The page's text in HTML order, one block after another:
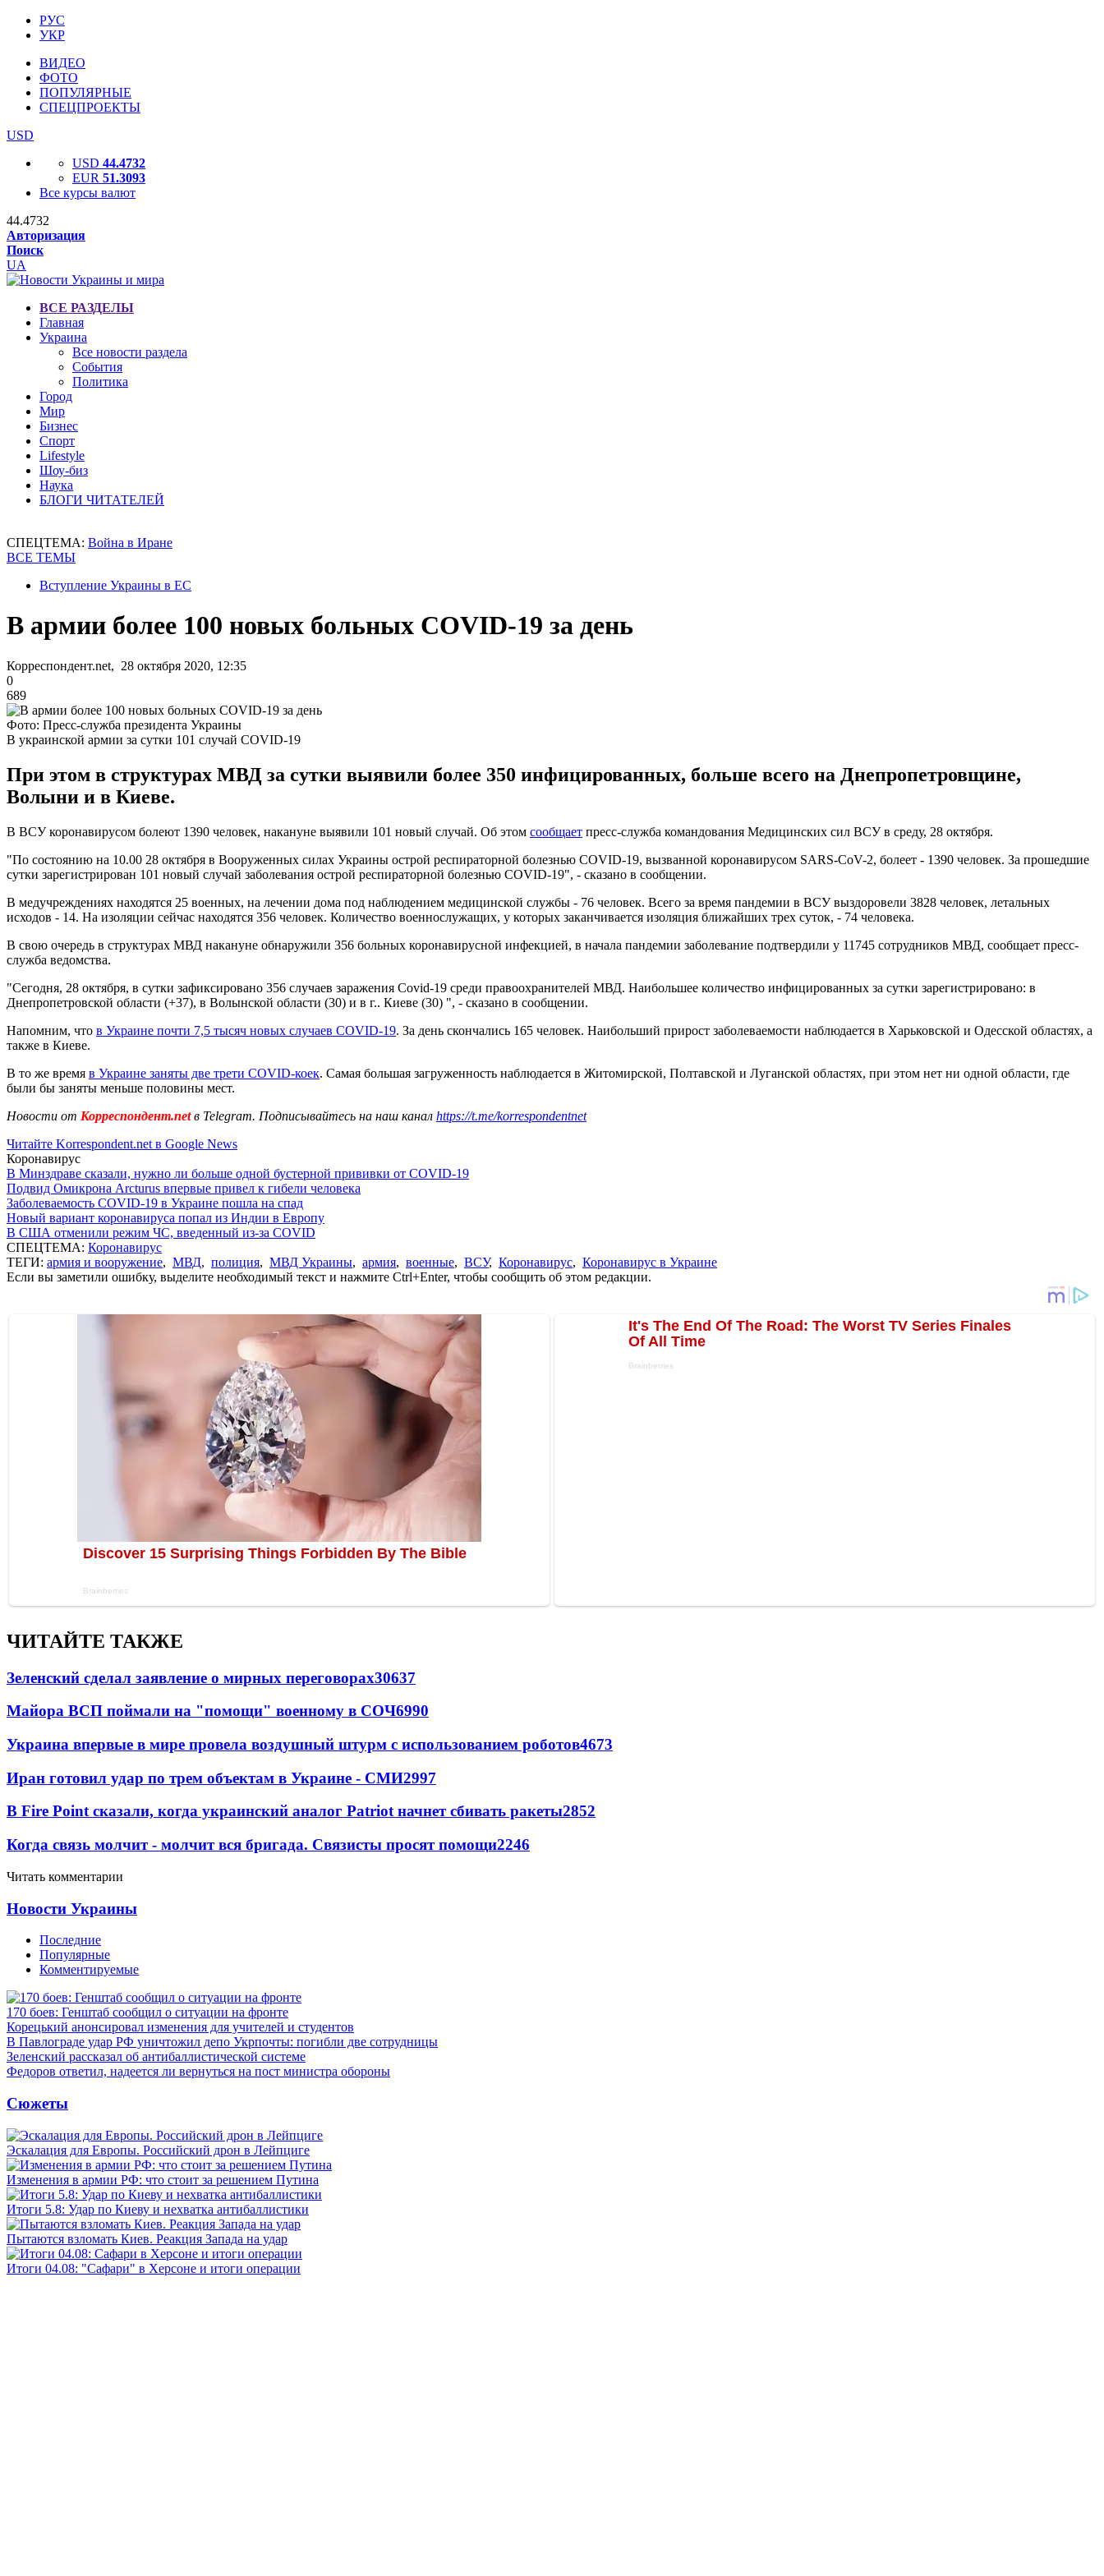
РУС
УКР
ВИДЕО
ФОТО
ПОПУЛЯРНЫЕ
СПЕЦПРОЕКТЫ
USD
USD 44.4732
EUR 51.3093
Все курсы валют
44.4732
Авторизация
Поиск
UA
ВСЕ РАЗДЕЛЫ
Главная
Украина
Все новости раздела
События
Политика
Город
Мир
Бизнес
Спорт
Lifestyle
Шоу-биз
Наука
БЛОГИ ЧИТАТЕЛЕЙ
СПЕЦТЕМА: Война в Иране
ВСЕ ТЕМЫ
Вступление Украины в ЕС
В армии более 100 новых больных COVID-19 за день
Корреспондент.net, 28 октября 2020, 12:35
0
689
Фото: Пресс-служба президента Украины
В украинской армии за сутки 101 случай COVID-19
При этом в структурах МВД за сутки выявили более 350 инфицированных, больше всего на Днепропетровщине,
Волыни и в Киеве.
В ВСУ коронавирусом болеют 1390 человек, накануне выявили 101 новый случай. Об этом сообщает пресс-служба командования Медицинских сил ВСУ в среду, 28 октября.
"По состоянию на 10.00 28 октября в Вооруженных силах Украины острой респираторной болезнью COVID-19, вызванной коронавирусом SARS-CoV-2, болеет - 1390 человек. За прошедшие
сутки зарегистрирован 101 новый случай заболевания острой респираторной болезнью COVID-19", - сказано в сообщении.
В медучреждениях находятся 25 военных, на лечении дома под наблюдением медицинской службы - 76 человек. Всего за время пандемии в ВСУ выздоровели 3828 человек, летальных
исходов - 14. На изоляции сейчас находятся 356 человек. Количество военнослужащих, у которых заканчивается изоляция ближайших трех суток, - 74 человека.
В свою очередь в структурах МВД накануне обнаружили 356 больных коронавирусной инфекцией, в начала пандемии заболевание подтвердили у 11745 сотрудников МВД, сообщает пресс-
служба ведомства.
"Сегодня, 28 октября, в сутки зафиксировано 356 случаев заражения Covid-19 среди правоохранителей МВД. Наибольшее количество инфицированных за сутки зарегистрировано: в
Днепропетровской области (+37), в Волынской области (30) и в г.. Киеве (30) ", - сказано в сообщении.
Напомним, что в Украине почти 7,5 тысяч новых случаев COVID-19. За день скончались 165 человек. Наибольший прирост заболеваемости наблюдается в Харьковской и Одесской областях, а
также в Киеве.
В то же время в Украине заняты две трети COVID-коек. Самая большая загруженность наблюдается в Житомирской, Полтавской и Луганской областях, при этом нет ни одной области, где
были бы заняты меньше половины мест.
Новости от Корреспондент.netв Telegram. Подписывайтесь на наш канал https://t.me/korrespondentnet
Читайте Korrespondent.net в Google News
Коронавирус
В Минздраве сказали, нужно ли больше одной бустерной прививки от COVID-19
Подвид Омикрона Arcturus впервые привел к гибели человека
Заболеваемость COVID-19 в Украине пошла на спад
Новый вариант коронавируса попал из Индии в Европу
В США отменили режим ЧС, введенный из-за COVID
СПЕЦТЕМА: Коронавирус
ТЕГИ: армия и вооружение, МВД, полиция, МВД Украины, армия, военные, ВСУ, Коронавирус, Коронавирус в Украине
Если вы заметили ошибку, выделите необходимый текст и нажмите Ctrl+Enter, чтобы сообщить об этом редакции.
ЧИТАЙТЕ ТАКЖЕ
Зеленский сделал заявление о мирных переговорах30637
Майора ВСП поймали на "помощи" военному в СОЧ6990
Украина впервые в мире провела воздушный штурм с использованием роботов4673
Иран готовил удар по трем объектам в Украине - СМИ2997
В Fire Point сказали, когда украинский аналог Patriot начнет сбивать ракеты2852
Когда связь молчит - молчит вся бригада. Связисты просят помощи2246
Читать комментарии
Новости Украины
Последние
Популярные
Комментируемые
170 боев: Генштаб сообщил о ситуации на фронте
Корецький анонсировал изменения для учителей и студентов
В Павлограде удар РФ уничтожил депо Укрпочты: погибли две сотрудницы
Зеленский рассказал об антибаллистической системе
Федоров ответил, надеется ли вернуться на пост министра обороны
Сюжеты
Эскалация для Европы. Российский дрон в Лейпциге
Изменения в армии РФ: что стоит за решением Путина
Итоги 5.8: Удар по Киеву и нехватка антибаллистики
Пытаются взломать Киев. Реакция Запада на удар
Итоги 04.08: "Сафари" в Херсоне и итоги операции